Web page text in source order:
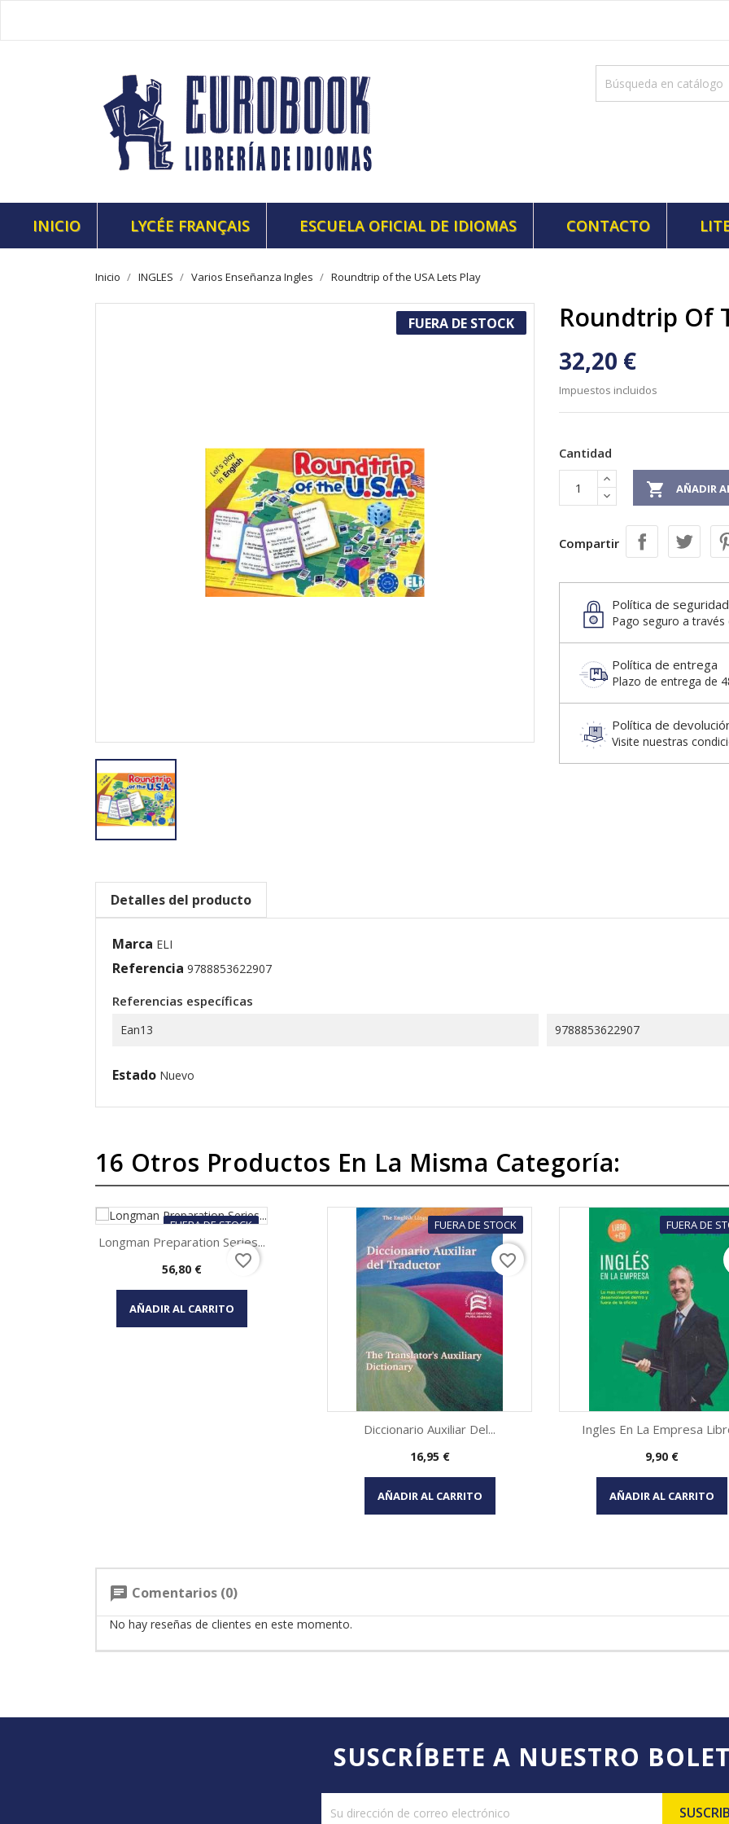
INICIO LYCÉE FRANÇAIS ESCUELA OFICIAL DE IDIOMAS CONTACTO
Inicio INGLES Varios Enseñanza Ingles Roundtrip of the USA Lets Play
FUERA DE STOCK Roundtrip Of
32,20 €
Impuestos incluidos
Cantidad
 AÑADIR
Compartir
Política de seguridad
Pago seguro a través
Política de entrega
Plazo de entrega de
Política de
Visite nuestras
Detalles del producto
Marca ELI
Referencia 9788853622907
Referencias específicas
Ean13 9788853622907
Estado Nuevo
16 Otros Productos En La Misma Categoría:
FUERA DE STOCK
Vista rápida
Longman Preparation Series...
Precio
56,80 €
AÑADIR AL CARRITO
favorite_border
FUERA DE STOCK
Vista rápida
Diccionario Auxiliar Del...
Precio
16,95 €
AÑADIR AL CARRITO
favorite_border
FUERA DE
Vista rápida
Ingles En La Empresa
Precio
9,90 €
AÑADIR AL CARRITO
chat Comentarios (0)
No hay reseñas de clientes en este momento.
SUSCRÍBETE A NUESTRO